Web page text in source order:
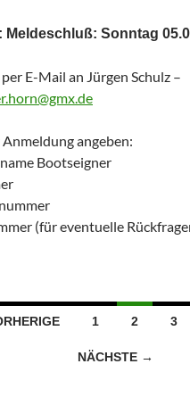
Meldeschluß: Sonntag
E-Mail an Jürgen Schulz –
angeben:
Bootseigner
(für eventuelle
1 2 3
NÄCHSTE →